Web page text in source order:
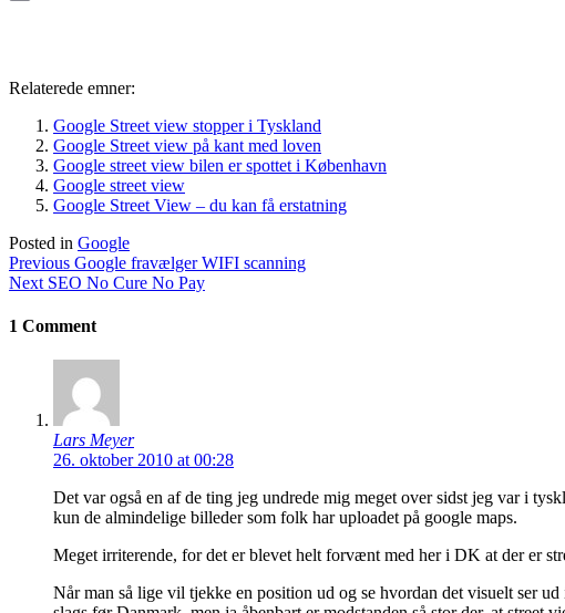
Relaterede emner:
Google Street view stopper i Tyskland
Google Street view på kant med loven
Google street view bilen er spottet i København
Google street view
Google Street View – du kan få erstatning
Posted in Google
Indlægsnavigation
Previous Previous
post:
Google fravælger WIFI scanning
Next Next
SEO No Cure No Pay
1 Comment
Lars Meyer
26. oktober 2010 at 00:28
Det var også en af de ting jeg undrede mig meget over sidst jeg var i
kun de almindelige billeder som folk har uploadet på google maps.
Meget irriterende, for det er blevet helt forvænt med her i DK at der er
Når man så lige vil tjekke en position ud og se hvordan det visuelt ser